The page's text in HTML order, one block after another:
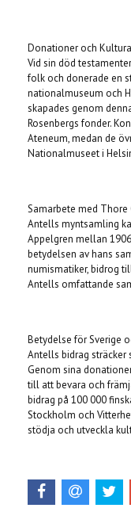
Donationer och
Vid sin död
folk och donerade en
nationalmuseum och
skapades genom
Rosenbergs fonder.
Ateneum, medan de
Nationalmuseet i
Samarbete med
Antells myntsamling
Appelgren mellan
betydelsen av hans
numismatiker, bidrog
Antells omfattande
Betydelse för Sverige
Antells bidrag sträcker
Genom sina
till att bevara och
bidrag på 100 000
Stockholm och
stödja och utveckla